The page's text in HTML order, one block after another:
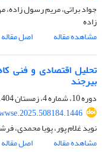
جواد براتی، مریم رسول
زاده
مشاهده مقاله
اصل مقاله
تحلیل اقتصادی و
بیرجند
دوره 10، شماره 4، زمستان 1404، صفحه
نوید غلام پور، پویا محمدی،
مشاهده مقاله
اصل مقاله